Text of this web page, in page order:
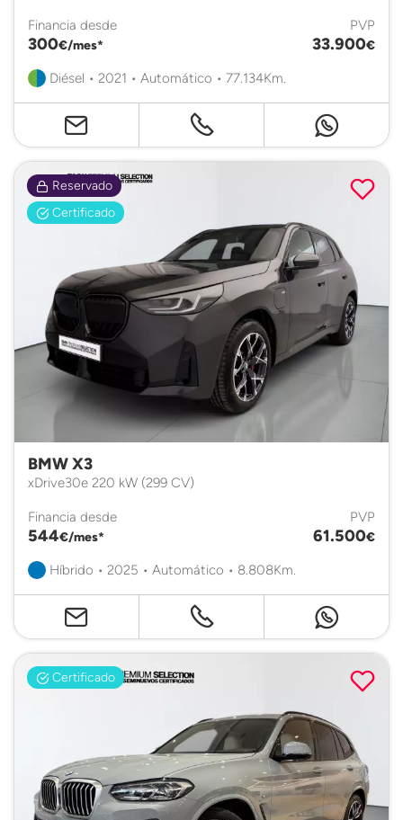
Financia desde
300€/mes*
PVP
33.900€
Diésel • 2021 • Automático • 77.134Km.
Reservado
Certificado
BMW X3
xDrive30e 220 kW (299 CV)
Financia desde
544€/mes*
PVP
61.500€
Híbrido • 2025 • Automático • 8.808Km.
Certificado